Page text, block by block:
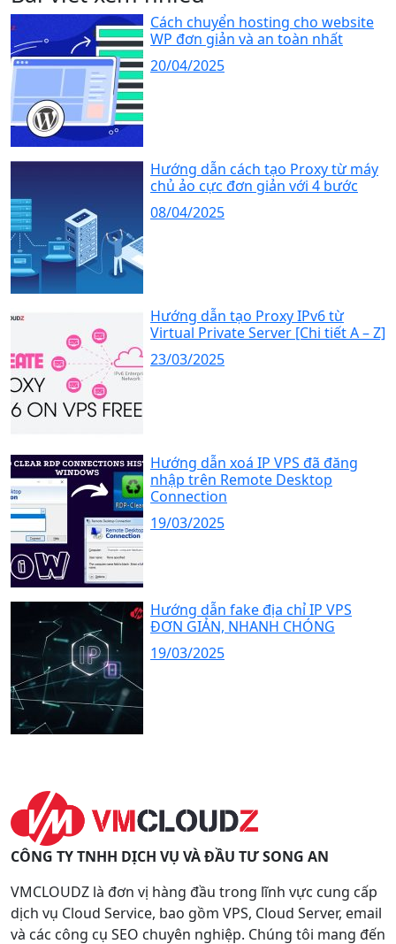
Cách chuyển hosting cho website
WP đơn giản và an toàn nhất
20/04/2025
Hướng dẫn cách tạo Proxy từ máy
chủ ảo cực đơn giản với 4 bước
08/04/2025
Hướng dẫn tạo Proxy IPv6 từ
Virtual Private Server [Chi tiết A – Z]
23/03/2025
Hướng dẫn xoá IP VPS đã đăng
nhập trên Remote Desktop
Connection
19/03/2025
Hướng dẫn fake địa chỉ IP VPS
ĐƠN GIẢN, NHANH CHÓNG
19/03/2025
CÔNG TY TNHH DỊCH VỤ VÀ ĐẦU TƯ SONG AN
VMCLOUDZ là đơn vị hàng đầu trong lĩnh vực cung cấp
dịch vụ Cloud Service, bao gồm VPS, Cloud Server, email
và các công cụ SEO chuyên nghiệp. Chúng tôi mang đến